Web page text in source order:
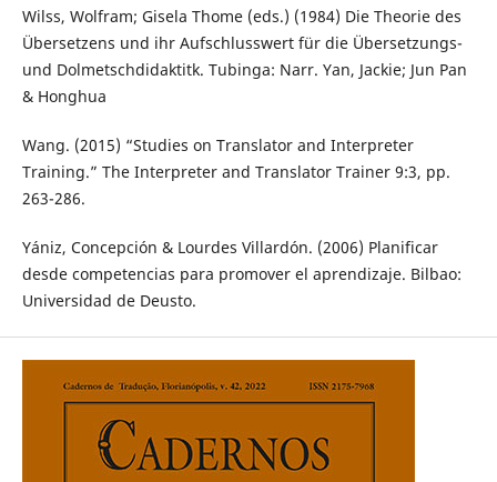
Wilss, Wolfram; Gisela Thome (eds.) (1984) Die Theorie des
Übersetzens und ihr Aufschlusswert für die Übersetzungs-
und Dolmetschdidaktitk. Tubinga: Narr. Yan, Jackie; Jun Pan
& Honghua
Wang. (2015) “Studies on Translator and Interpreter
Training.” The Interpreter and Translator Trainer 9:3, pp.
263-286.
Yániz, Concepción & Lourdes Villardón. (2006) Planificar
desde competencias para promover el aprendizaje. Bilbao:
Universidad de Deusto.